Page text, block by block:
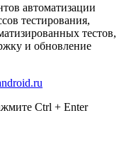
автоматизации
тестирования,
тестов,
и обновление
Ctrl + Enter